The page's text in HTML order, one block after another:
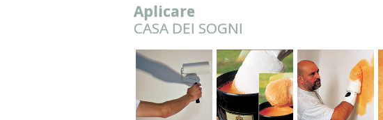
Aplicare
CASA DEI SOGNI